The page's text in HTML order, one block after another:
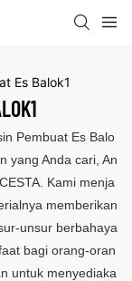
Es Balok1
Pembuat Es Balo
yang Anda cari, An
Kami menja
memberikan
unsur berbahaya
bagi orang-oran
untuk menyediaka